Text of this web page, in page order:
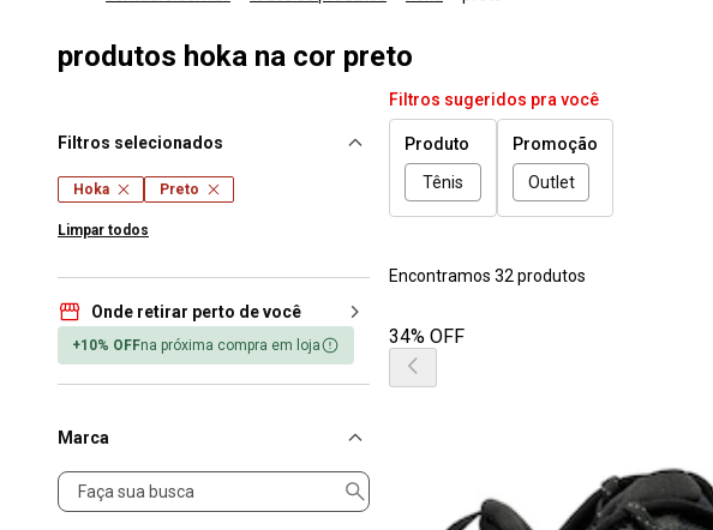
produtos hoka na cor preto
Filtros selecionados
Hoka Preto
Limpar todos
Onde retirar perto de você
+10% OFFna próxima compra em loja
Marca
Marca
Filtros sugeridos pra você
Produto
Tênis
Promoção
Outlet
Encontramos 32 produtos
34% OFF